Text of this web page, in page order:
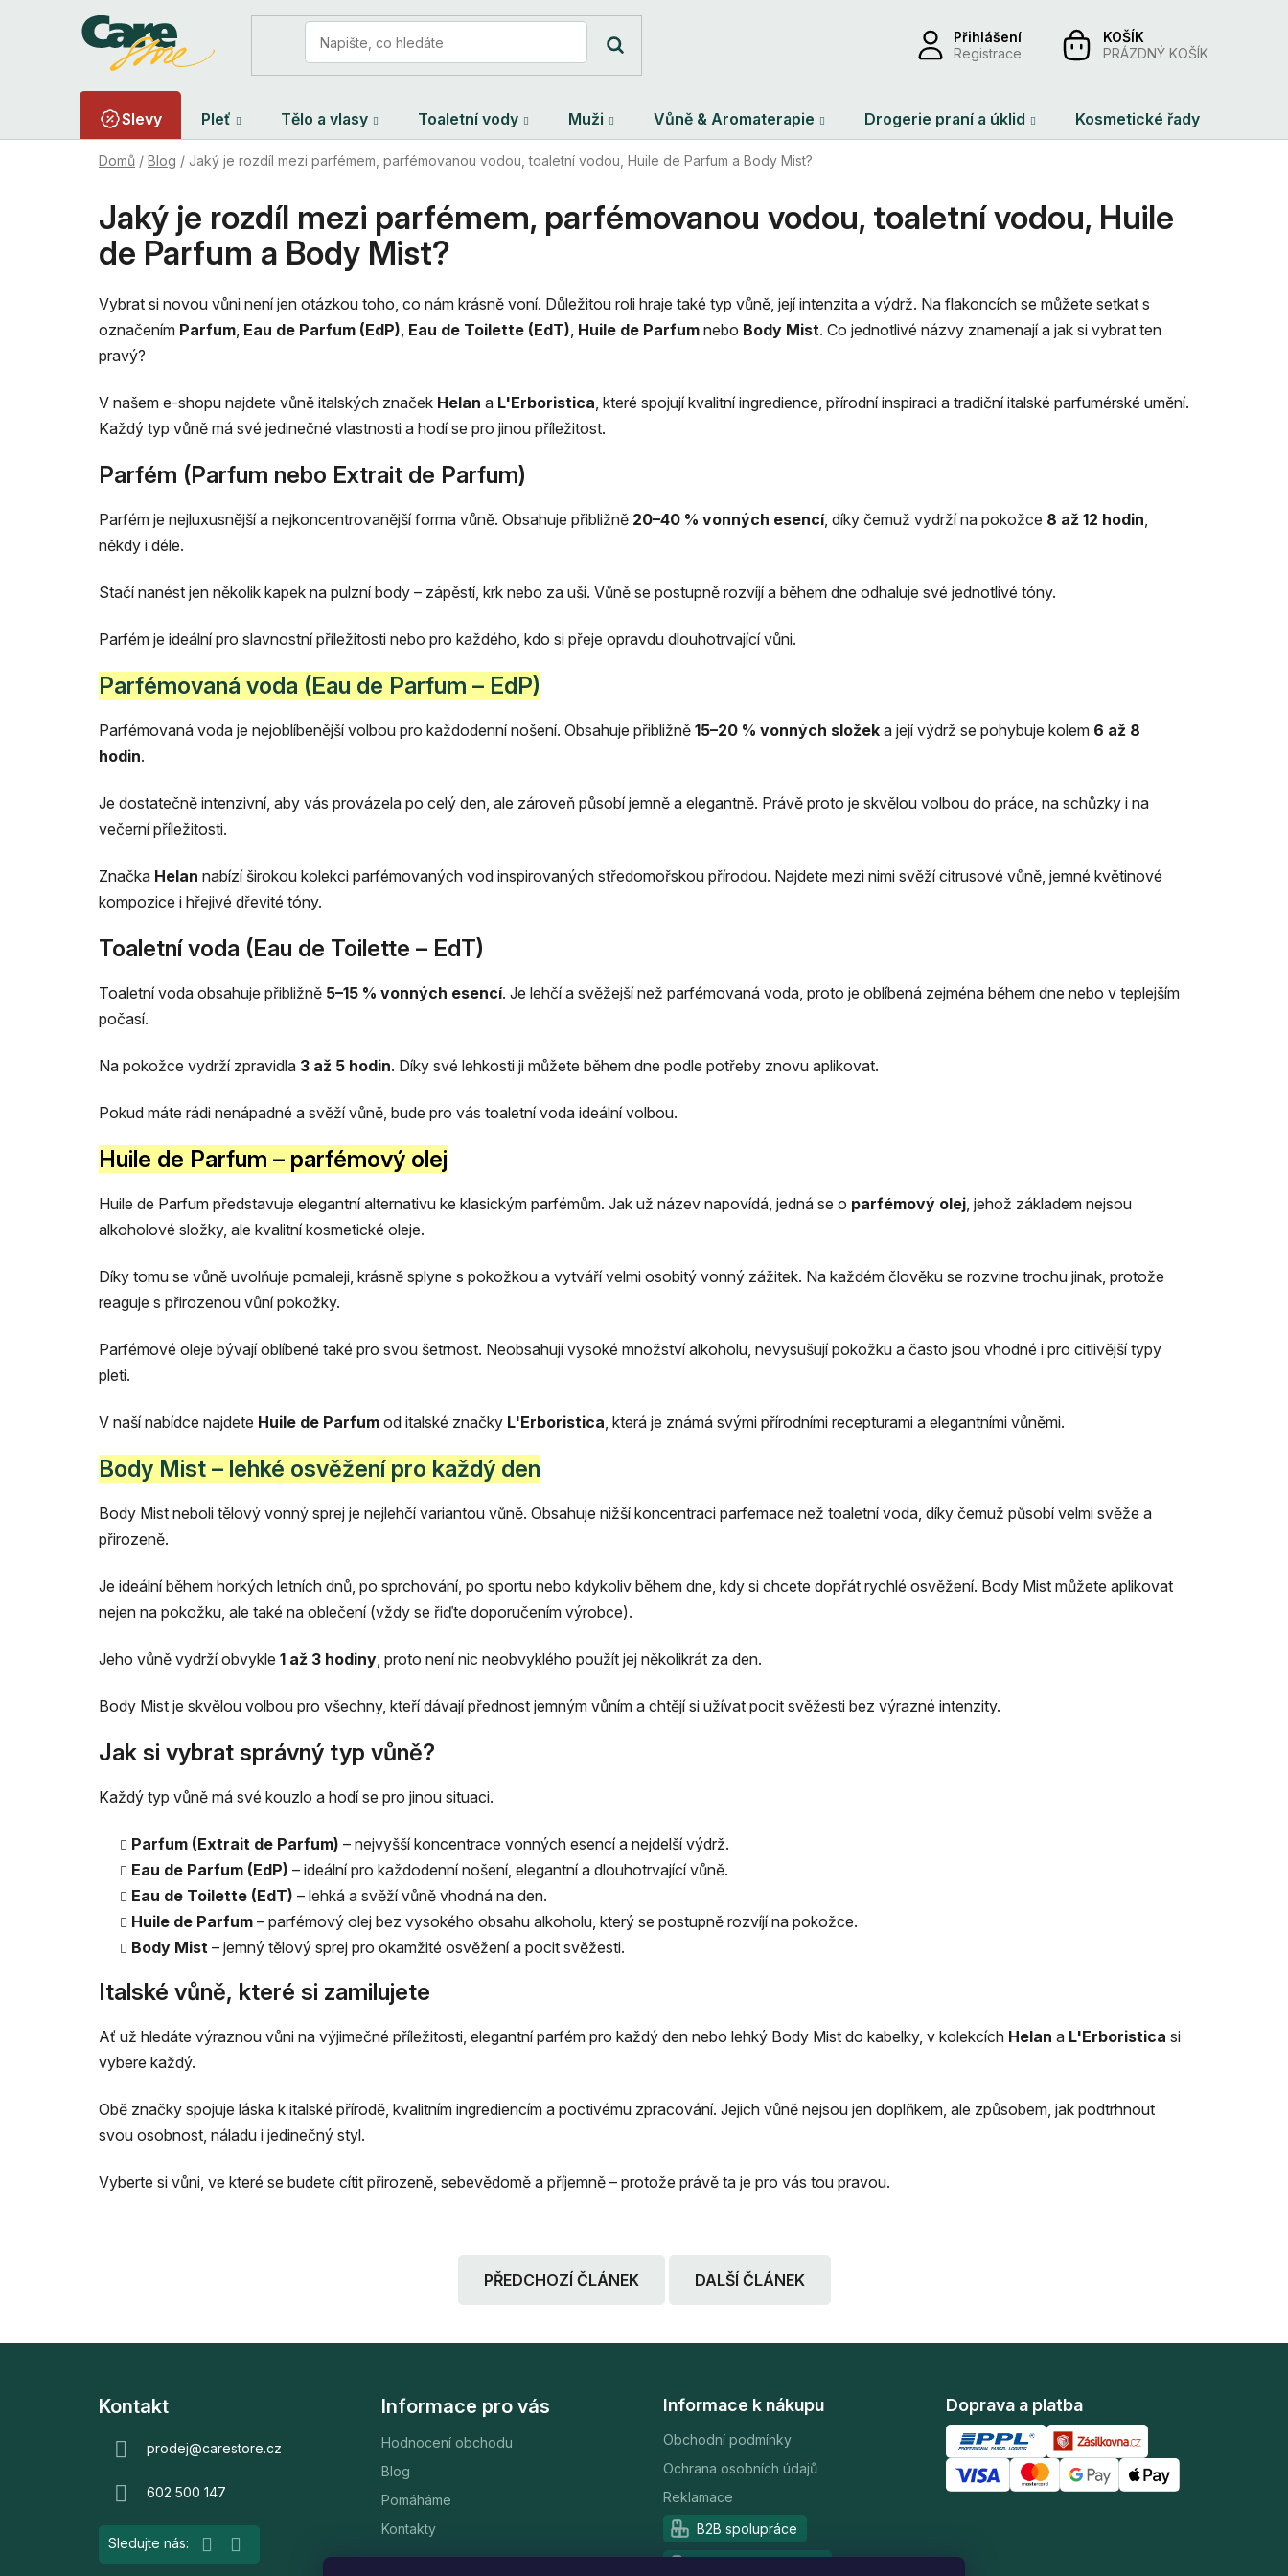
Přihlášení
Registrace
NÁKUPNÍPRÁZDNÝ KOŠÍK
Slevy Pleť Tělo a vlasy Toaletní vody Muži Vůně & Aromaterapie Drogerie praní a úklid Kosmetické řady
Domů / Blog / Jaký je rozdíl mezi parfémem, parfémovanou vodou, toaletní vodou, Huile de Parfum a Body Mist?
Jaký je rozdíl mezi parfémem, parfémovanou vodou, toaletní vodou, Huile
de Parfum a Body Mist?
Vybrat si novou vůni není jen otázkou toho, co nám krásně voní. Důležitou roli hraje také typ vůně, její intenzita a výdrž. Na flakoncích se můžete setkat s
označením Parfum, Eau de Parfum (EdP), Eau de Toilette (EdT), Huile de Parfum nebo Body Mist. Co jednotlivé názvy znamenají a jak si vybrat ten
pravý?
V našem e-shopu najdete vůně italských značek Helan a L'Erboristica, které spojují kvalitní ingredience, přírodní inspiraci a tradiční italské parfumérské umění.
Každý typ vůně má své jedinečné vlastnosti a hodí se pro jinou příležitost.
Parfém (Parfum nebo Extrait de Parfum)
Parfém je nejluxusnější a nejkoncentrovanější forma vůně. Obsahuje přibližně 20–40 % vonných esencí, díky čemuž vydrží na pokožce 8 až 12 hodin,
někdy i déle.
Stačí nanést jen několik kapek na pulzní body – zápěstí, krk nebo za uši. Vůně se postupně rozvíjí a během dne odhaluje své jednotlivé tóny.
Parfém je ideální pro slavnostní příležitosti nebo pro každého, kdo si přeje opravdu dlouhotrvající vůni.
Parfémovaná voda (Eau de Parfum – EdP)
Parfémovaná voda je nejoblíbenější volbou pro každodenní nošení. Obsahuje přibližně 15–20 % vonných složek a její výdrž se pohybuje kolem 6 až 8
hodin.
Je dostatečně intenzivní, aby vás provázela po celý den, ale zároveň působí jemně a elegantně. Právě proto je skvělou volbou do práce, na schůzky i na
večerní příležitosti.
Značka Helan nabízí širokou kolekci parfémovaných vod inspirovaných středomořskou přírodou. Najdete mezi nimi svěží citrusové vůně, jemné květinové
kompozice i hřejivé dřevité tóny.
Toaletní voda (Eau de Toilette – EdT)
Toaletní voda obsahuje přibližně 5–15 % vonných esencí. Je lehčí a svěžejší než parfémovaná voda, proto je oblíbená zejména během dne nebo v teplejším
počasí.
Na pokožce vydrží zpravidla 3 až 5 hodin. Díky své lehkosti ji můžete během dne podle potřeby znovu aplikovat.
Pokud máte rádi nenápadné a svěží vůně, bude pro vás toaletní voda ideální volbou.
Huile de Parfum – parfémový olej
Huile de Parfum představuje elegantní alternativu ke klasickým parfémům. Jak už název napovídá, jedná se o parfémový olej, jehož základem nejsou
alkoholové složky, ale kvalitní kosmetické oleje.
Díky tomu se vůně uvolňuje pomaleji, krásně splyne s pokožkou a vytváří velmi osobitý vonný zážitek. Na každém člověku se rozvine trochu jinak, protože
reaguje s přirozenou vůní pokožky.
Parfémové oleje bývají oblíbené také pro svou šetrnost. Neobsahují vysoké množství alkoholu, nevysušují pokožku a často jsou vhodné i pro citlivější typy
pleti.
V naší nabídce najdete Huile de Parfum od italské značky L'Erboristica, která je známá svými přírodními recepturami a elegantními vůněmi.
Body Mist – lehké osvěžení pro každý den
Body Mist neboli tělový vonný sprej je nejlehčí variantou vůně. Obsahuje nižší koncentraci parfemace než toaletní voda, díky čemuž působí velmi svěže a
přirozeně.
Je ideální během horkých letních dnů, po sprchování, po sportu nebo kdykoliv během dne, kdy si chcete dopřát rychlé osvěžení. Body Mist můžete aplikovat
nejen na pokožku, ale také na oblečení (vždy se řiďte doporučením výrobce).
Jeho vůně vydrží obvykle 1 až 3 hodiny , proto není nic neobvyklého použít jej několikrát za den.
Body Mist je skvělou volbou pro všechny, kteří dávají přednost jemným vůním a chtějí si užívat pocit svěžesti bez výrazné intenzity.
Jak si vybrat správný typ vůně?
Každý typ vůně má své kouzlo a hodí se pro jinou situaci.
Parfum (Extrait de Parfum) – nejvyšší koncentrace vonných esencí a nejdelší výdrž.
Eau de Parfum (EdP) – ideální pro každodenní nošení, elegantní a dlouhotrvající vůně.
Eau de Toilette (EdT) – lehká a svěží vůně vhodná na den.
Huile de Parfum – parfémový olej bez vysokého obsahu alkoholu, který se postupně rozvíjí na pokožce.
Body Mist – jemný tělový sprej pro okamžité osvěžení a pocit svěžesti.
Italské vůně, které si zamilujete
Ať už hledáte výraznou vůni na výjimečné příležitosti, elegantní parfém pro každý den nebo lehký Body Mist do kabelky, v kolekcích Helan a L'Erboristica si
vybere každý.
Obě značky spojuje láska k italské přírodě, kvalitním ingrediencím a poctivému zpracování. Jejich vůně nejsou jen doplňkem, ale způsobem, jak podtrhnout
svou osobnost, náladu i jedinečný styl.
Vyberte si vůni, ve které se budete cítit přirozeně, sebevědomě a příjemně – protože právě ta je pro vás tou pravou.
PŘEDCHOZÍ ČLÁNEK DALŠÍ ČLÁNEK
Kontakt
prodej@carestore.cz
602 500 147
Informace pro vás
Hodnocení obchodu
Blog
Pomáháme
Kontakty
Informace k nákupu
Obchodní podmínky
Ochrana osobních údajů
Reklamace
B2B spolupráce
Doprava a platba